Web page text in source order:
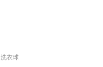
洗衣球